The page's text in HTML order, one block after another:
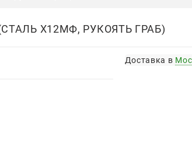
Х12МФ, РУКОЯТЬ ГРАБ)
Доставка в